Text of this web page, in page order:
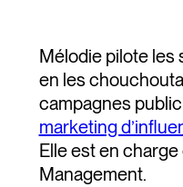
Mélodie pilote les
en les
campagnes
marketing
Elle est en
Management.